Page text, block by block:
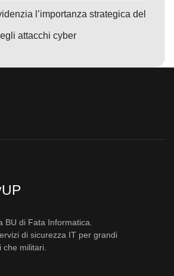
l’importanza strategica del
attacchi cyber
BU di Fata Informatica.
di sicurezza IT per grandi
militari.